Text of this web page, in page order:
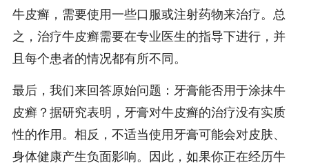
牛皮癣，需要使用一些口服或注射药物来治疗。总
之，治疗牛皮癣需要在专业医生的指导下进行，并
且每个患者的情况都有所不同。
最后，我们来回答原始问题：牙膏能否用于涂抹牛
皮癣？据研究表明，牙膏对牛皮癣的治疗没有实质
性的作用。相反，不适当使用牙膏可能会对皮肤、
身体健康产生负面影响。因此，如果你正在经历牛